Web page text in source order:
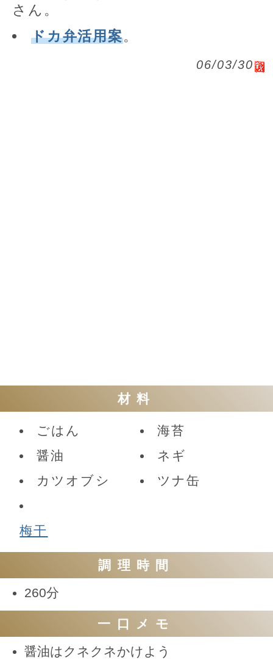
さん。
ドカ弁活用案。
06/03/30
材料
ごはん
海苔
醤油
ネギ
カツオブシ
ツナ缶
梅干
調理時間
260分
一口メモ
醤油はクネクネかけよう